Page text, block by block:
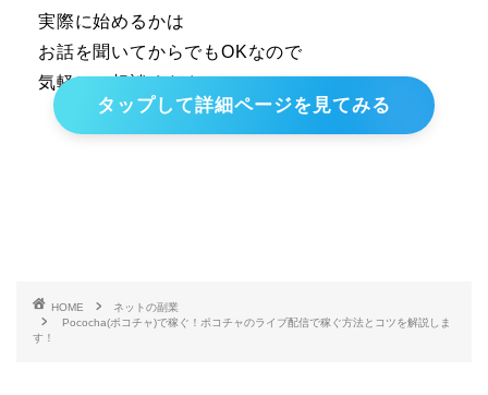
実際に始めるかは
お話を聞いてからでもOKなので
気軽にご相談ください！
タップして詳細ページを見てみる
HOME
ネットの副業
Pococha(ポコチャ)で稼ぐ！ポコチャのライブ配信で稼ぐ方法とコツを解説しま
す！